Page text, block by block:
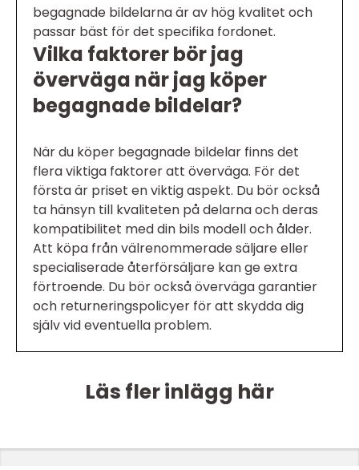
begagnade bildelarna är av hög kvalitet och
passar bäst för det specifika fordonet.
Vilka faktorer bör jag
överväga när jag köper
begagnade bildelar?
När du köper begagnade bildelar finns det
flera viktiga faktorer att överväga. För det
första är priset en viktig aspekt. Du bör också
ta hänsyn till kvaliteten på delarna och deras
kompatibilitet med din bils modell och ålder.
Att köpa från välrenommerade säljare eller
specialiserade återförsäljare kan ge extra
förtroende. Du bör också överväga garantier
och returneringspolicyer för att skydda dig
själv vid eventuella problem.
Läs fler inlägg här